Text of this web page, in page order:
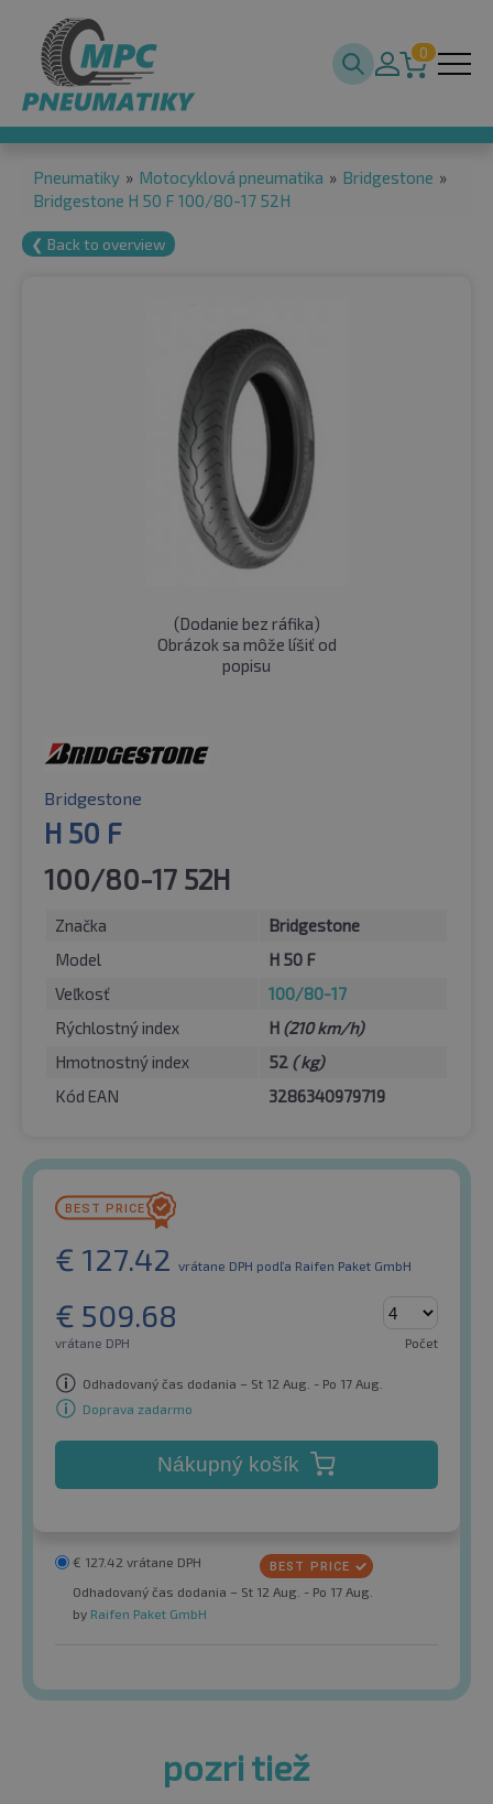
0
Pneumatiky » Motocyklová pneumatika » Bridgestone »
Bridgestone H 50 F 100/80-17 52H
❮ Back to overview
(Dodanie bez ráfika)
Obrázok sa môže líšiť od
popisu
Bridgestone
H 50 F
100/80-17 52H
Značka
Bridgestone
Model
H 50 F
Veľkosť
100/80-17
Rýchlostný index
H (210 km/h)
Hmotnostný index
52 ( kg)
Kód EAN
3286340979719
€ 127.42 vrátane DPH podľa Raifen Paket GmbH
€ 509.68
vrátane DPH Počet
Odhadovaný čas dodania – St 12 Aug. - Po 17 Aug.
Doprava zadarmo
Nákupný košík
€ 127.42 vrátane DPH
Odhadovaný čas dodania – St 12 Aug. - Po 17 Aug.
by Raifen Paket GmbH
pozri tiež